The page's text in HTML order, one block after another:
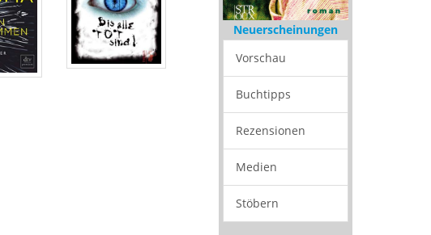
Neuerscheinungen
Vorschau
Buchtipps
Rezensionen
Medien
Stöbern